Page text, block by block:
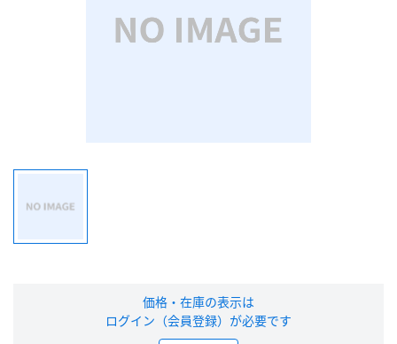
価格・在庫の表示は
ログイン（会員登録）が必要です
※メールアドレスを忘れた方は、
お問い合わせページよりお問い合わせくださ